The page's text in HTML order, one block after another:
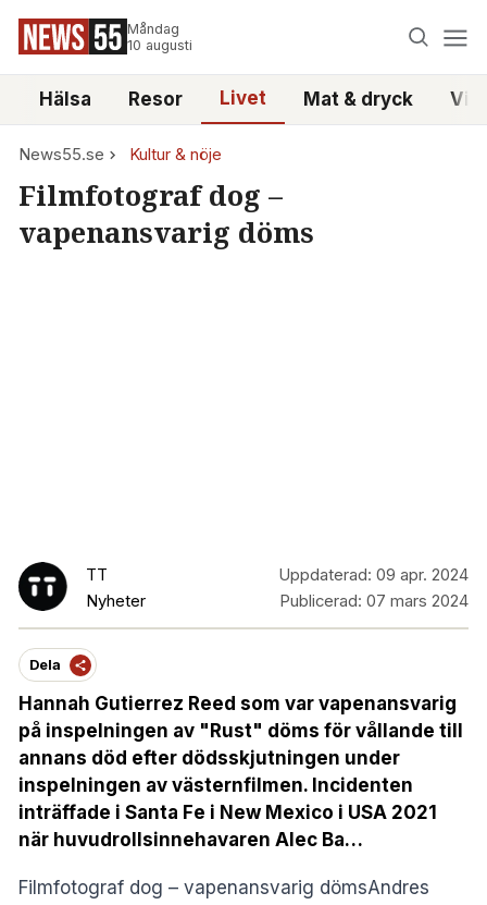
Måndag
10 augusti
Hälsa Resor Livet Mat & dryck
News55.se Kultur & nöje
Filmfotograf dog –
vapenansvarig döms
TT
Nyheter
Uppdaterad: 09 apr. 2024
Publicerad: 07 mars 2024
Dela
Hannah Gutierrez Reed som var vapenansvarig
på inspelningen av "Rust" döms för vållande till
annans död efter dödsskjutningen under
inspelningen av västernfilmen. Incidenten
inträffade i Santa Fe i New Mexico i USA 2021
när huvudrollsinnehavaren Alec Ba…
Filmfotograf dog – vapenansvarig dömsAndres